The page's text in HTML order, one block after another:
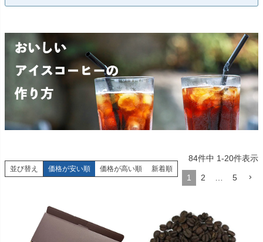
並び替え 価格が安い順 価格が高い順 新着順
84件中 1-20件表示
1 2 5